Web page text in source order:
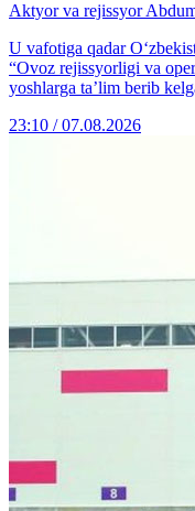
Aktyor va rejissyor
U vafotiga qadar
“Ovoz rejissyorligi va
yoshlarga ta’lim berib
23:10 / 07.08.2026